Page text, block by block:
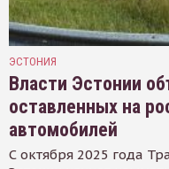
ЭСТОНИЯ
Власти Эстонии
оставленных на
автомобилей
С октября 2025 года